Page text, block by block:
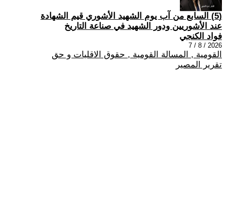
(5) السابع من آب يوم الشهيد الأشوري قيم الشهادة
عند الأشوريين ودور الشهيد في صناعة التاريخ
فواد الكنجي
2026 / 8 / 7
القومية , المسالة القومية , حقوق الاقليات و حق
تقرير المصير